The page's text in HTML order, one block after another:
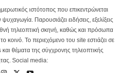
ιστότοπος που επικεντρώνεται
Παρουσιάζει ειδήσεις, εξελίξεις
τηλεοπτική σκηνή, καθώς και πρόσωπα
Το περιεχόμενο του site εστιάζει σε
θέματα της σύγχρονης τηλεοπτικής
Social media: